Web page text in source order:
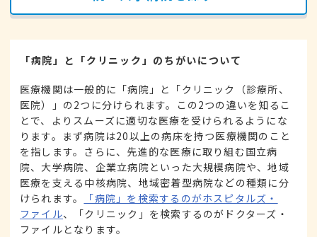
「病院」と「クリニック」のちがいについて
医療機関は一般的に「病院」と「クリニック（診療所、
医院）」の2つに分けられます。この2つの違いを知るこ
とで、よりスムーズに適切な医療を受けられるようにな
ります。まず病院は20以上の病床を持つ医療機関のこと
を指します。さらに、先進的な医療に取り組む国立病
院、大学病院、企業立病院といった大規模病院や、地域
医療を支える中核病院、地域密着型病院などの種類に分
けられます。
「病院」を検索するのがホスピタルズ・
ファイル、「クリニック」を検索するのがドクターズ・
ファイルとなります。